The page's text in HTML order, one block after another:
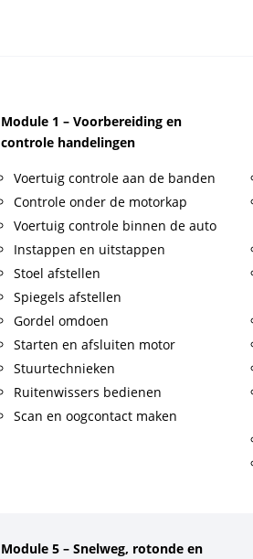
Module 1 – Voorbereiding en
controle handelingen
Voertuig controle aan de banden
Controle onder de motorkap
Voertuig controle binnen de auto
Instappen en uitstappen
Stoel afstellen
Spiegels afstellen
Gordel omdoen
Starten en afsluiten motor
Stuurtechnieken
Ruitenwissers bedienen
Scan en oogcontact maken
Module 5 – Snelweg, rotonde en